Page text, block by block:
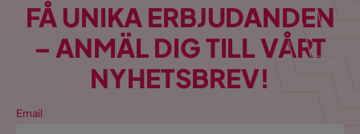
FÅ UNIKA ERBJUDANDEN
– ANMÄL DIG TILL VÅRT
NYHETSBREV!
Email